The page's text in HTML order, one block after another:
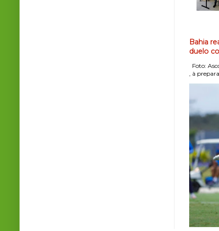
Bahia
duelo
Foto:
, à